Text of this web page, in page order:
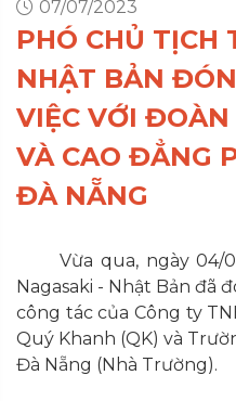
07/07/2023
PHÓ CHỦ TỊCH
NHẬT BẢN
VIỆC VỚI ĐOÀN
VÀ CAO ĐẲNG
ĐÀ NẴNG
Vừa qua, ngày 04/
Nagasaki - Nhật Bản đã
công tác của Công ty
Quý Khanh (QK) và
Đà Nẵng (Nhà Trường).